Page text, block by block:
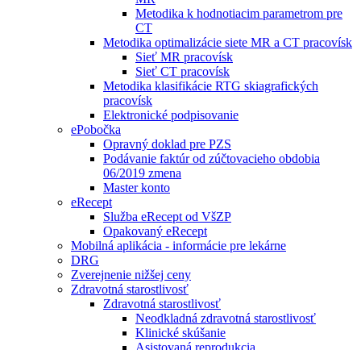
Metodika k hodnotiacim parametrom pre
CT
Metodika optimalizácie siete MR a CT pracovísk
Sieť MR pracovísk
Sieť CT pracovísk
Metodika klasifikácie RTG skiagrafických
pracovísk
Elektronické podpisovanie
ePobočka
Opravný doklad pre PZS
Podávanie faktúr od zúčtovacieho obdobia
06/2019 zmena
Master konto
eRecept
Služba eRecept od VšZP
Opakovaný eRecept
Mobilná aplikácia - informácie pre lekárne
DRG
Zverejnenie nižšej ceny
Zdravotná starostlivosť
Zdravotná starostlivosť
Neodkladná zdravotná starostlivosť
Klinické skúšanie
Asistovaná reprodukcia